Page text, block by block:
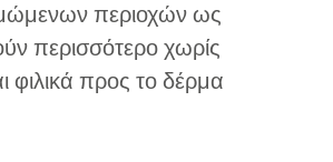
περιοχών ως
περισσότερο χωρίς
φιλικά προς το δέρμα